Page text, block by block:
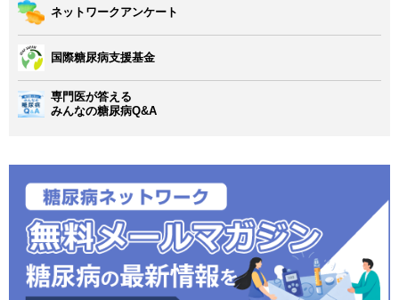
ネットワークアンケート
国際糖尿病支援基金
専門医が答える
みんなの糖尿病Q&A